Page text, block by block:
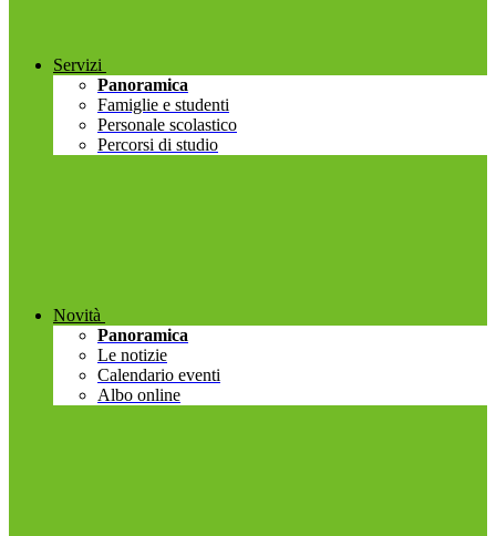
Servizi
Panoramica
Famiglie e studenti
Personale scolastico
Percorsi di studio
Novità
Panoramica
Le notizie
Calendario eventi
Albo online